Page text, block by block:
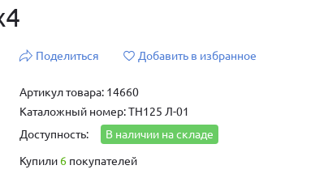
Поделиться Добавить в избранное
Артикул товара: 14660
Каталожный номер: ТН125 Л-01
Доступность:
В наличии на складе
Купили 6 покупателей